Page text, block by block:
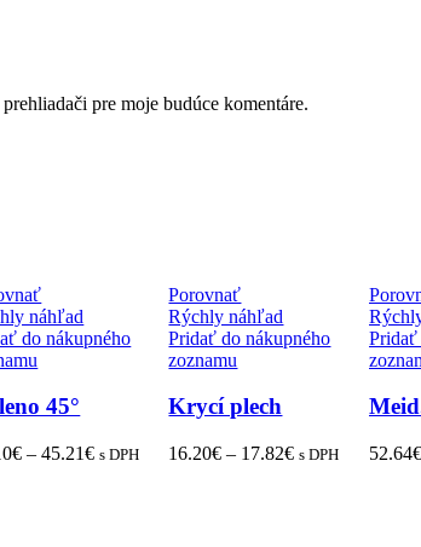
pre moje budúce komentáre.
náhľad
do nákupného
45°
€ –45.21€ s DPH
Porovnať
Rýchly náhľad
Pridať do nákupného
zoznamu
Krycí plech
16.20€ – 17.82€ s DPH
Pridať
52.64€